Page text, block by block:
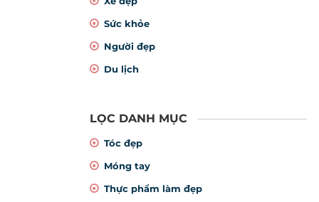
Sức khỏe
Người đẹp
Du lịch
LỌC DANH MỤC
Tóc đẹp
Móng tay
Thực phẩm làm đẹp